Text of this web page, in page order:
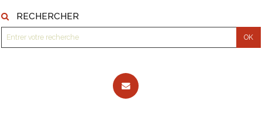
RECHERCHER